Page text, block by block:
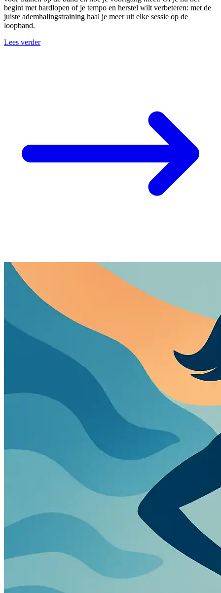
begint met hardlopen of je tempo en herstel wilt verbeteren: met de
juiste ademhalingstraining haal je meer uit elke sessie op de
loopband.
Lees verder